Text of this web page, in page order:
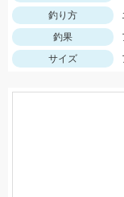
釣り方
釣果
サイズ